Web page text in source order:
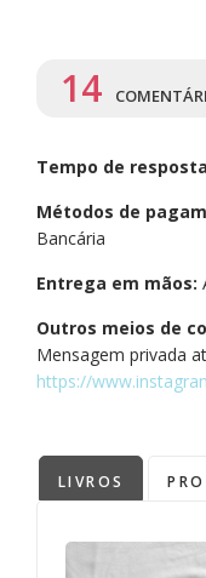
14
Tempo de
Métodos de
Bancária
Entrega em mãos:
Outros meios de
Mensagem privada
https://
LIVROS